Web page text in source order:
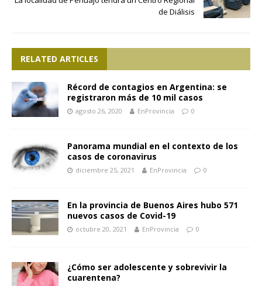
de Diálisis
RELATED ARTICLES
Récord de contagios en Argentina: se
registraron más de 10 mil casos
agosto 26, 2020 EnProvincia 0
Panorama mundial en el contexto de los
casos de coronavirus
diciembre 25, 2021 EnProvincia 0
En la provincia de Buenos Aires hubo 571
nuevos casos de Covid-19
octubre 20, 2021 EnProvincia 0
¿Cómo ser adolescente y sobrevivir la
cuarentena?